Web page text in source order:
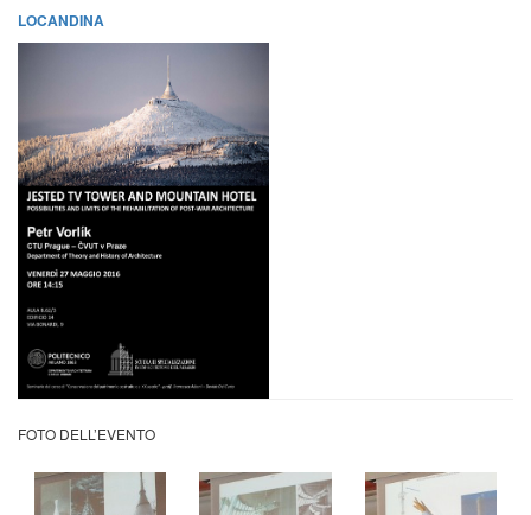
LOCANDINA
FOTO DELL’EVENTO